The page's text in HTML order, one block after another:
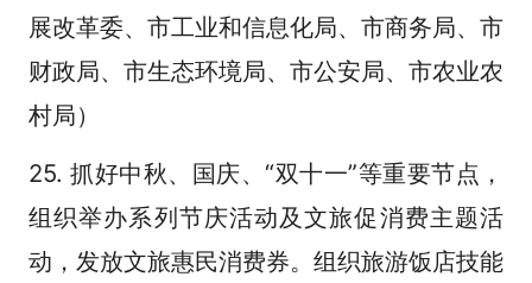
展改革委、市工业和信息化局、市商务局、市
财政局、市生态环境局、市公安局、市农业农
村局）
25. 抓好中秋、国庆、“双十一”等重要节点，
组织举办系列节庆活动及文旅促消费主题活
动，发放文旅惠民消费券。组织旅游饭店技能